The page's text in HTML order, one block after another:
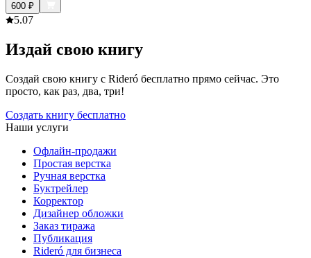
600 ₽
5.07
Издай свою книгу
Создай свою книгу с Rideró бесплатно прямо сейчас. Это
просто, как раз, два, три!
Создать книгу бесплатно
Наши услуги
Офлайн-продажи
Простая верстка
Ручная верстка
Буктрейлер
Корректор
Дизайнер обложки
Заказ тиража
Публикация
Rideró для бизнеса